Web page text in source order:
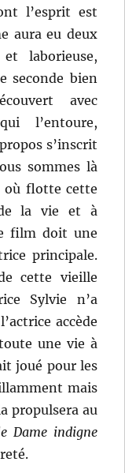
l’esprit est
aura eu deux
laborieuse,
seconde bien
avec
l’entoure,
s’inscrit
sommes là
où flotte cette
la vie et à
film doit une
principale.
cette vieille
Sylvie n’a
accède
une vie à
joué pour les
mais
propulsera au
Dame indigne